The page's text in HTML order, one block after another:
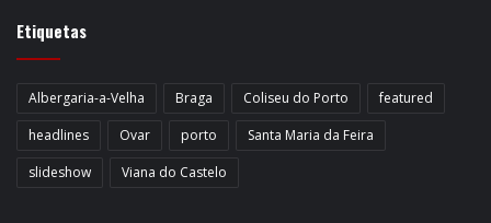
Etiquetas
Albergaria-a-Velha Braga Coliseu do Porto
featured
headlines
Ovar porto
Santa Maria da Feira
slideshow
Viana do Castelo